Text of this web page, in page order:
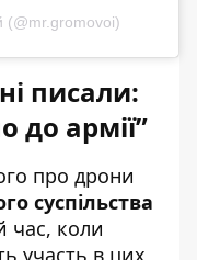
(@mr.gromovoi)
писали:
до армії”
про дрони
суспільства
час, коли
участь в цих